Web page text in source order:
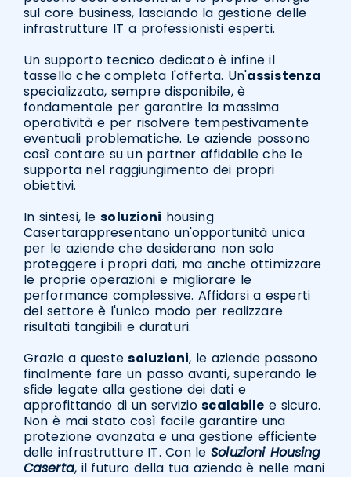
sul core business, lasciando la gestione delle
infrastrutture IT a professionisti esperti.
Un supporto tecnico dedicato è infine il
tassello che completa l'offerta. Un'assistenza
specializzata, sempre disponibile, è
fondamentale per garantire la massima
operatività e per risolvere tempestivamente
eventuali problematiche. Le aziende possono
così contare su un partner affidabile che le
supporta nel raggiungimento dei propri
obiettivi.
In sintesi, lesoluzioni housing
Casertarappresentano un'opportunità unica
per le aziende che desiderano non solo
proteggere i propri dati, ma anche ottimizzare
le proprie operazioni e migliorare le
performance complessive. Affidarsi a esperti
del settore è l'unico modo per realizzare
risultati tangibili e duraturi.
Grazie a questesoluzioni, le aziende possono
finalmente fare un passo avanti, superando le
sfide legate alla gestione dei dati e
approfittando di un servizioscalabile e sicuro.
Non è mai stato così facile garantire una
protezione avanzata e una gestione efficiente
delle infrastrutture IT. Con leSoluzioni Housing
Caserta, il futuro della tua azienda è nelle mani